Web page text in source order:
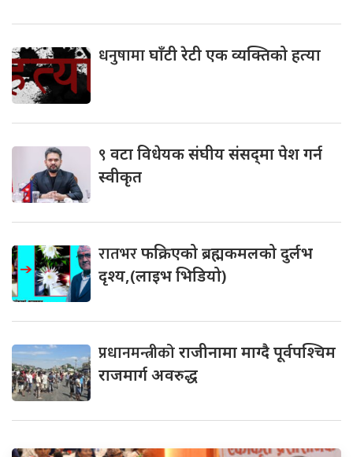
धनुषामाघाँटी रेटी एक व्यक्तिको हत्या
९ वटा विधेयक संघीय संसद्‌मा पेश गर्न
स्वीकृत
रातभरफक्रिएको ब्रह्मकमलको दुर्लभ
दृश्य,(लाइभ भिडियो)
प्रधानमन्त्रीकोराजीनामा माग्दै पूर्वपश्चिम
राजमार्ग अवरुद्ध